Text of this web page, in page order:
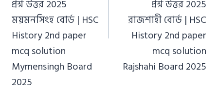
প্রশ্ন উত্তর 2025
ময়মনসিংহ বোর্ড | HSC
History 2nd paper
mcq solution
Mymensingh Board
2025
প্রশ্ন উত্তর 2025
রাজশাহী বোর্ড | HSC
History 2nd paper
mcq solution
Rajshahi Board 2025